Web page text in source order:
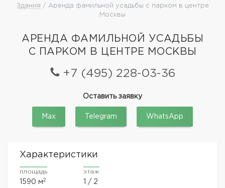
Здания / Аренда фамильной усадьбы с парком в центре
Москвы
АРЕНДА ФАМИЛЬНОЙ УСАДЬБЫ
С ПАРКОМ В ЦЕНТРЕ МОСКВЫ
+7 (495) 228-03-36
Оставить заявку
Max Telegram WhatsApp
Характеристики
площадь
1590 м2
этаж
1 / 2